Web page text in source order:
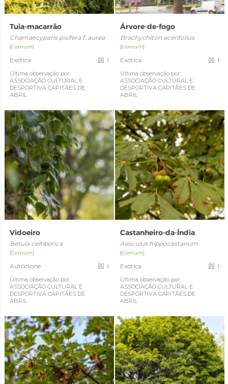
Tuia-macarrão
Chamaecyparis pisifera f. aurea
[Comum]
Exótica
Última observação por:
ASSOCIAÇÃO CULTURAL E
DESPORTIVA CAPITÃES DE
ABRIL
1
Árvore-de-fogo
Brachychiton acerifolius
[Comum]
Exótica
Última observação por:
ASSOCIAÇÃO CULTURAL E
DESPORTIVA CAPITÃES DE
ABRIL
1
Vidoeiro
Betula celtiberica
[Comum]
Autóctone
Última observação por:
ASSOCIAÇÃO CULTURAL E
DESPORTIVA CAPITÃES DE
ABRIL
1
Castanheiro-da-Índia
Aesculus hippocastanum
[Comum]
Exótica
Última observação por:
ASSOCIAÇÃO CULTURAL E
DESPORTIVA CAPITÃES DE
ABRIL
1